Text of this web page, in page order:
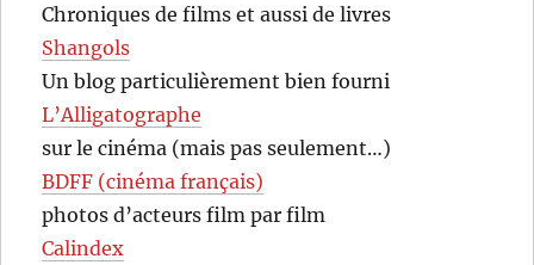
Chroniques de films et aussi de livres
Shangols
Un blog particulièrement bien fourni
L’Alligatographe
sur le cinéma (mais pas seulement…)
BDFF (cinéma français)
photos d’acteurs film par film
Calindex